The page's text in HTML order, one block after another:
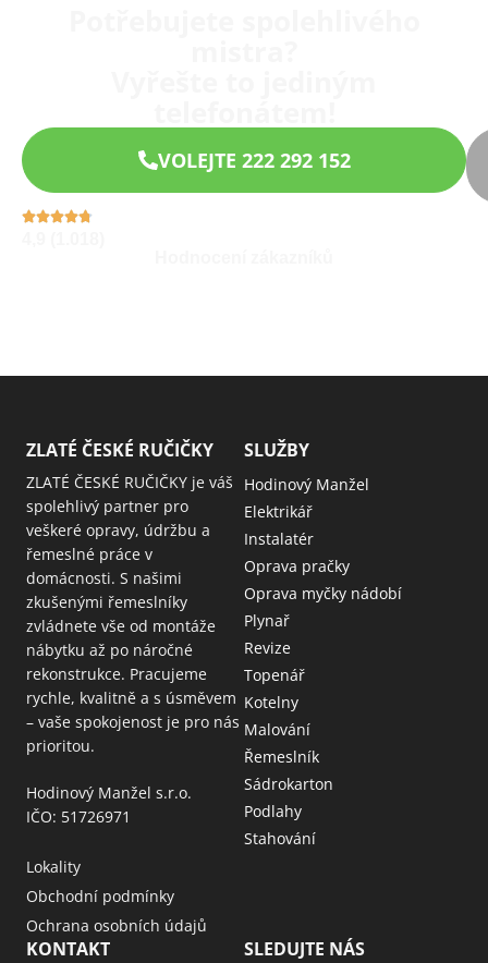
VOLEJTE 222 292 152
ZLATÉ ČESKÉ RUČIČKY
ZLATÉ ČESKÉ RUČIČKY je váš
spolehlivý partner pro
veškeré opravy, údržbu a
řemeslné práce v
domácnosti. S našimi
zkušenými řemeslníky
zvládnete vše od montáže
nábytku až po náročné
rekonstrukce. Pracujeme
rychle, kvalitně a s úsměvem
– vaše spokojenost je pro nás
prioritou.
Hodinový Manžel s.r.o.
IČO: 51726971
Lokality
Obchodní podmínky
Ochrana osobních údajů
SLUŽBY
Hodinový Manžel
Elektrikář
Instalatér
Oprava pračky
Oprava myčky nádobí
Plynař
Revize
Topenář
Kotelny
Malování
Řemeslník
Sádrokarton
Podlahy
Stahování
KONTAKT SLEDUJTE NÁS